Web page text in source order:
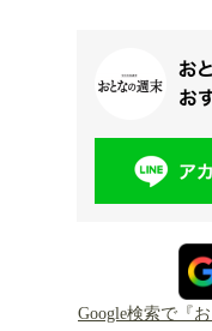
Google検索で『